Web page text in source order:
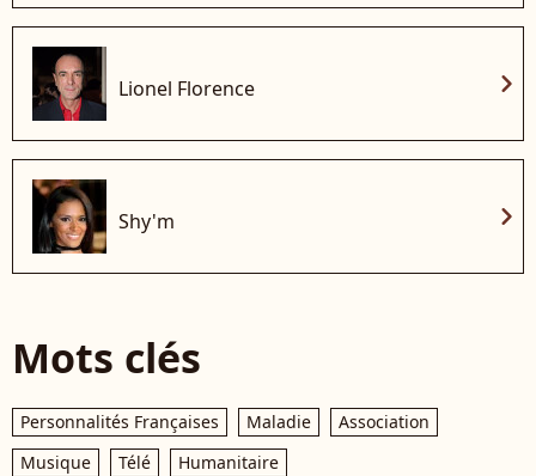
Lionel Florence chevron_right
Shy'm chevron_right
Mots clés
Personnalités Françaises Maladie
Association
Musique
Télé Humanitaire